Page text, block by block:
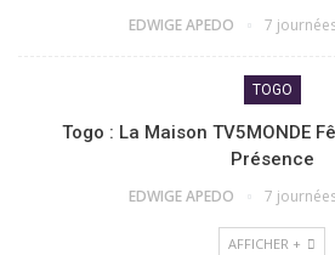
EDWIGE APEDO 7
TOGO
Togo : La Maison TV5MONDE
Présence
EDWIGE APEDO 7
AFFICHER +